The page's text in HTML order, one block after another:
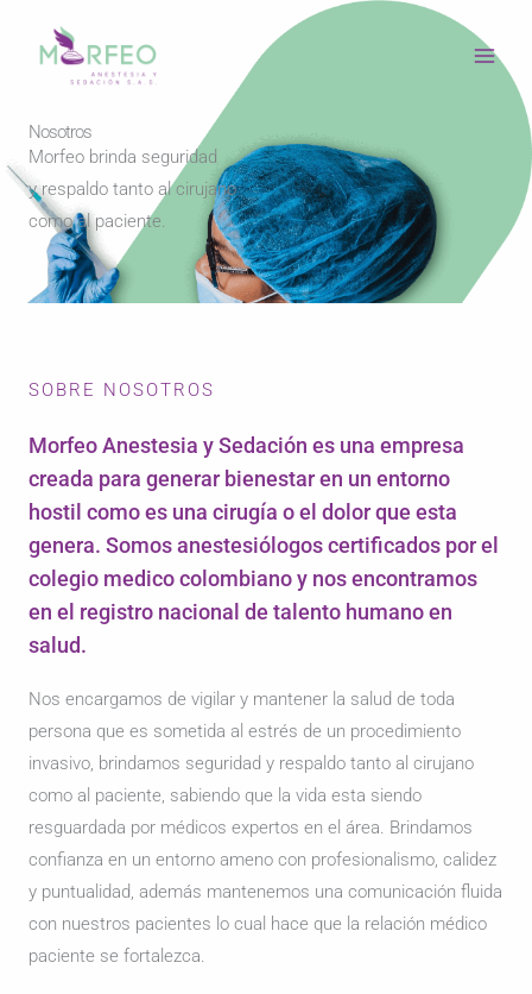
contenido
Nosotros
Morfeo brinda seguridad
y respaldo tanto al cirujano
como al paciente.
SOBRE NOSOTROS
Morfeo Anestesia y Sedación es una empresa
creada para generar bienestar en un entorno
hostil como es una cirugía o el dolor que esta
genera. Somos anestesiólogos certificados por el
colegio medico colombiano y nos encontramos
en el registro nacional de talento humano en
salud.
Nos encargamos de vigilar y mantener la salud de toda
persona que es sometida al estrés de un procedimiento
invasivo, brindamos seguridad y respaldo tanto al cirujano
como al paciente, sabiendo que la vida esta siendo
resguardada por médicos expertos en el área. Brindamos
confianza en un entorno ameno con profesionalismo, calidez
y puntualidad, además mantenemos una comunicación fluida
con nuestros pacientes lo cual hace que la relación médico
paciente se fortalezca.